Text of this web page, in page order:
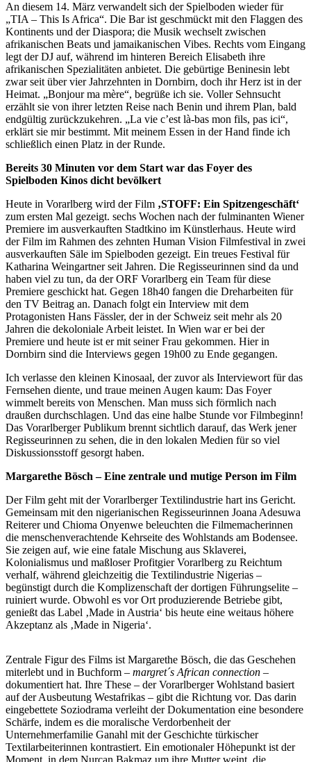
An diesem 14. März verwandelt sich der Spielboden wieder für
„TIA – This Is Africa“. Die Bar ist geschmückt mit den Flaggen des
Kontinents und der Diaspora; die Musik wechselt zwischen
afrikanischen Beats und jamaikanischen Vibes. Rechts vom Eingang
legt der DJ auf, während im hinteren Bereich Elisabeth ihre
afrikanischen Spezialitäten anbietet. Die gebürtige Beninesin lebt
zwar seit über vier Jahrzehnten in Dornbirn, doch ihr Herz ist in der
Heimat. „Bonjour ma mère“, begrüße ich sie. Voller Sehnsucht
erzählt sie von ihrer letzten Reise nach Benin und ihrem Plan, bald
endgültig zurückzukehren. „La vie c’est là-bas mon fils, pas ici“,
erklärt sie mir bestimmt. Mit meinem Essen in der Hand finde ich
schließlich einen Platz in der Runde.
Bereits 30 Minuten vor dem Start war das Foyer des
Spielboden Kinos dicht bevölkert
Heute in Vorarlberg wird der Film ‚STOFF: Ein Spitzengeschäft‘
zum ersten Mal gezeigt. sechs Wochen nach der fulminanten Wiener
Premiere im ausverkauften Stadtkino im Künstlerhaus. Heute wird
der Film im Rahmen des zehnten Human Vision Filmfestival in zwei
ausverkauften Säle im Spielboden gezeigt. Ein treues Festival für
Katharina Weingartner seit Jahren. Die Regisseurinnen sind da und
haben viel zu tun, da der ORF Vorarlberg ein Team für diese
Premiere geschickt hat. Gegen 18h40 fangen die Dreharbeiten für
den TV Beitrag an. Danach folgt ein Interview mit dem
Protagonisten Hans Fässler, der in der Schweiz seit mehr als 20
Jahren die dekoloniale Arbeit leistet. In Wien war er bei der
Premiere und heute ist er mit seiner Frau gekommen. Hier in
Dornbirn sind die Interviews gegen 19h00 zu Ende gegangen.
Ich verlasse den kleinen Kinosaal, der zuvor als Interviewort für das
Fernsehen diente, und traue meinen Augen kaum: Das Foyer
wimmelt bereits von Menschen. Man muss sich förmlich nach
draußen durchschlagen. Und das eine halbe Stunde vor Filmbeginn!
Das Vorarlberger Publikum brennt sichtlich darauf, das Werk jener
Regisseurinnen zu sehen, die in den lokalen Medien für so viel
Diskussionsstoff gesorgt haben.
Margarethe Bösch – Eine zentrale und mutige Person im Film
Der Film geht mit der Vorarlberger Textilindustrie hart ins Gericht.
Gemeinsam mit den nigerianischen Regisseurinnen Joana Adesuwa
Reiterer und Chioma Onyenwe beleuchten die Filmemacherinnen
die menschenverachtende Kehrseite des Wohlstands am Bodensee.
Sie zeigen auf, wie eine fatale Mischung aus Sklaverei,
Kolonialismus und maßloser Profitgier Vorarlberg zu Reichtum
verhalf, während gleichzeitig die Textilindustrie Nigerias –
begünstigt durch die Komplizenschaft der dortigen Führungselite –
ruiniert wurde. Obwohl es vor Ort produzierende Betriebe gibt,
genießt das Label ‚Made in Austria‘ bis heute eine weitaus höhere
Akzeptanz als ‚Made in Nigeria‘.
Zentrale Figur des Films ist Margarethe Bösch, die das Geschehen
miterlebt und in Buchform – margret´s African connection –
dokumentiert hat. Ihre These – der Vorarlberger Wohlstand basiert
auf der Ausbeutung Westafrikas – gibt die Richtung vor. Das darin
eingebettete Soziodrama verleiht der Dokumentation eine besondere
Schärfe, indem es die moralische Verdorbenheit der
Unternehmerfamilie Ganahl mit der Geschichte türkischer
Textilarbeiterinnen kontrastiert. Ein emotionaler Höhepunkt ist der